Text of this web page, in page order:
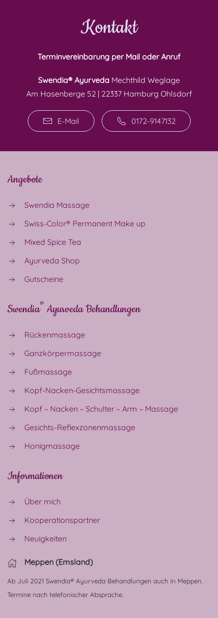
Kontakt
Terminvereinbarung per Mail oder Anruf
Swendia® Ayurveda Mechthild Weglage
Am Hasenberge 52 | 22337 Hamburg Ohlsdorf
E-Mail 0172-9147132
Angebote
Swendia Massage
Swiss-Color® Permanent Make up
Mixed Spice Tea
Ayurveda Shop
Gutscheine
Swendia® Ayurveda Behandlungen
Rückenmassage
Ganzkörpermassage
Fußmassage
Kopf-Nacken-Gesichtsmassage
Kopf – Nacken – Schulter – Arm – Massage
Gesichts-Reflexzonenmassage
Honigmassage
Informationen
Über mich
Kooperationspartner
Neuigkeiten
Meppen (Emsland)
Ab Juli 2021 Swendia® Ayurveda Behandlungen auch in Meppen.
Termine nach telefonischer Absprache.